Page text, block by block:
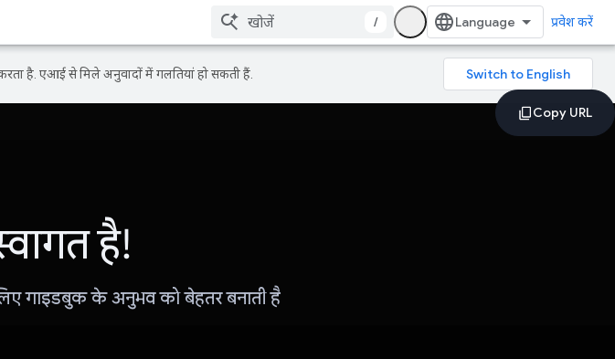
/ प्रवेश करें
है. एआई से मिले अनुवादों में गलतियां हो सकती हैं.
है!
गाइडबुक के अनुभव को बेहतर बनाती है